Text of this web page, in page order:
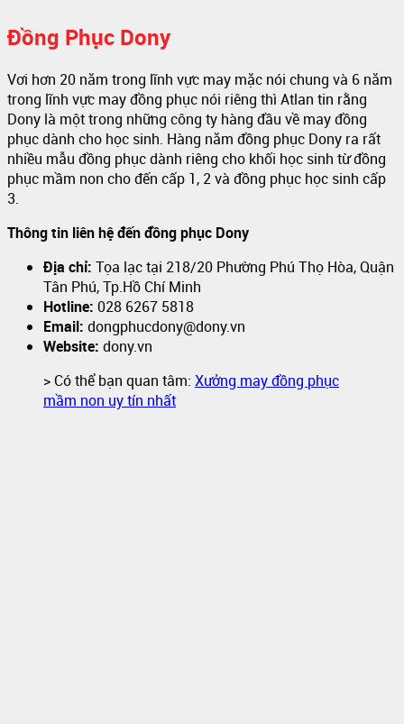
Đồng Phục Dony
Vơi hơn 20 năm trong lĩnh vực may mặc nói chung và 6 năm
trong lĩnh vực may đồng phục nói riêng thì Atlan tin rằng
Dony là một trong những công ty hàng đầu về may đồng
phục dành cho học sinh. Hàng năm đồng phục Dony ra rất
nhiều mẫu đồng phục dành riêng cho khối học sinh từ đồng
phục mầm non cho đến cấp 1, 2 và đồng phục học sinh cấp
3.
Thông tin liên hệ đến đồng phục Dony
Địa chỉ: Tọa lạc tại 218/20 Phường Phú Thọ Hòa, Quận
Tân Phú, Tp.Hồ Chí Minh
Hotline: 028 6267 5818
Email: dongphucdony@dony.vn
Website: dony.vn
> Có thể bạn quan tâm: Xưởng may đồng phục
mầm non uy tín nhất